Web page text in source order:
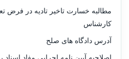
مطالبه خسارت تاخیر تادیه در فرض
کارشناس
آدرس دادگاه های صلح